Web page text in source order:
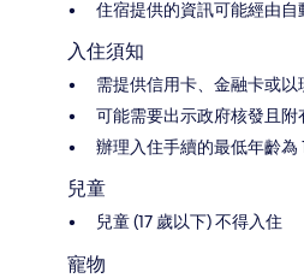
住宿提供的資訊可能經由
入住須知
需提供信用卡、金融卡或
可能需要出示政府核發且附
辦理入住手續的最低年齡為
兒童
兒童 (17 歲以下) 不得入住
寵物